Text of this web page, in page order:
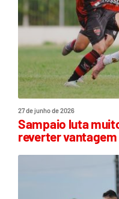
27 de junho de 2026
Sampaio luta
reverter